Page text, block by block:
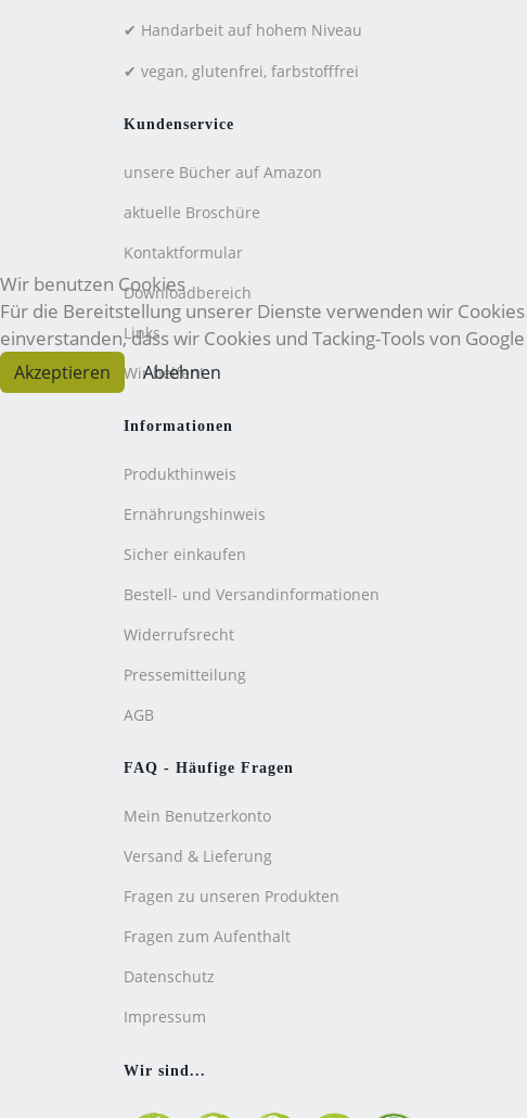
✔ Handarbeit auf hohem Niveau
✔ vegan, glutenfrei, farbstofffrei
Kundenservice
unsere Bücher auf Amazon
aktuelle Broschüre
Kontaktformular
Downloadbereich
Links
Wir helfen!
Informationen
Produkthinweis
Ernährungshinweis
Sicher einkaufen
Bestell- und Versandinformationen
Widerrufsrecht
Pressemitteilung
AGB
FAQ - Häufige Fragen
Mein Benutzerkonto
Versand & Lieferung
Fragen zu unseren Produkten
Fragen zum Aufenthalt
Datenschutz
Impressum
Wir sind...
Wir benutzen Cookies
Für die Bereitstellung unserer Dienste verwenden wir
einverstanden, dass wir Cookies und Tacking-Tools von
Akzeptieren Ablehnen